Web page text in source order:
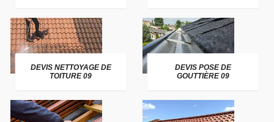
DEVIS NETTOYAGE DE
TOITURE 09
DEVIS POSE DE
GOUTTIÈRE 09